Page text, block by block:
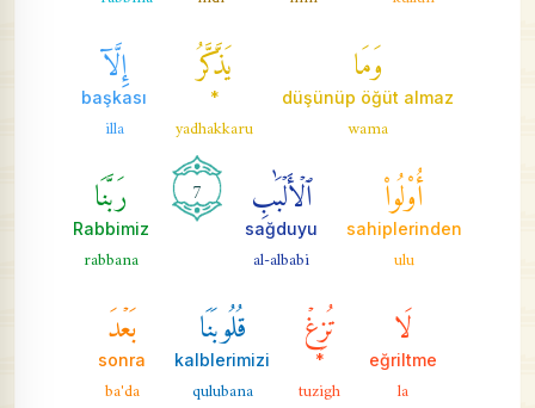
وَمَا
düşünüp öğüt almaz
wama
يَذَّكَّرُ
*
yadhakkaru
إِلَّآ
başkası
illa
أُوْلُواْ
sahiplerinden
ulu
ٱلۡأَلۡبَٰبِ
sağduyu
al-albabi
7 رَبَّنَا
Rabbimiz
rabbana
لَا
eğriltme
la
تُزِغۡ
*
tuzigh
قُلُوبَنَا
kalblerimizi
qulubana
بَعۡدَ
sonra
ba'da